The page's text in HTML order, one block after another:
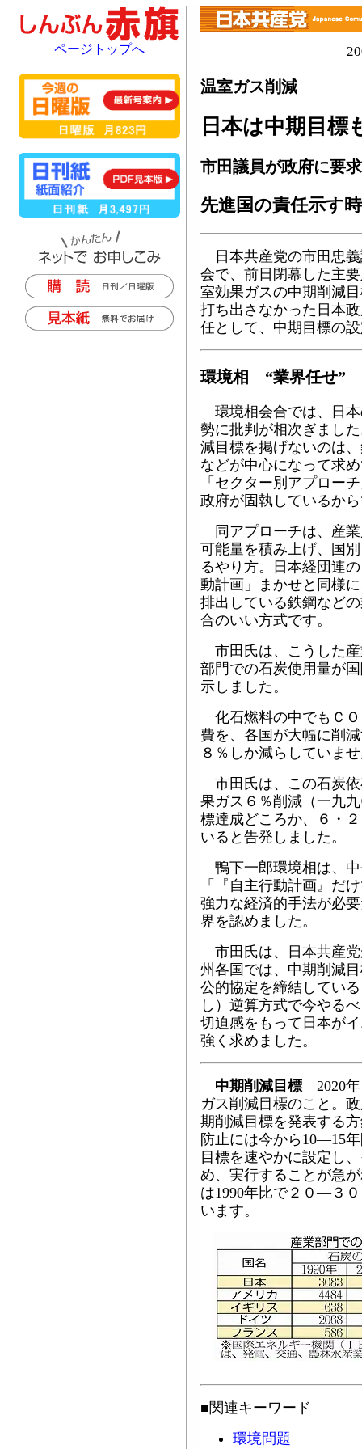
温室ガス削減
日本は中期目標
市田議員が政府に要求
先進国の責任示す時
日本共産党の市田忠
会で、前日閉幕した主
室効果ガスの中期削減
打ち出さなかった日本
任として、中期目標の
環境相 “業界任せ”
環境相会合では、日
勢に批判が相次ぎまし
減目標を掲げないのは
などが中心になって求
「セクター別アプロー
政府が固執しているか
同アプローチは、産
可能量を積み上げ、国
るやり方。日本経団連
動計画」まかせと同様
排出している鉄鋼など
合のいい方式です。
市田氏は、こうした
部門での石炭使用量が
示しました。
化石燃料の中でもＣ
費を、各国が大幅に削
８％しか減らしていま
市田氏は、この石炭
果ガス６％削減（一九
標達成どころか、６・
いると告発しました。
鴨下一郎環境相は、
「『自主行動計画』だ
強力な経済的手法が必
界を認めました。
市田氏は、日本共産
州各国では、中期削減
公的協定を締結してい
し）逆算方式で今やる
切迫感をもって日本が
強く求めました。
中期削減目標 2020年
ガス削減目標のこと。
期削減目標を発表する
防止には今から10―15
目標を速やかに設定し
め、実行することが急
は1990年比で２０―３
います。
■関連キーワード
環境問題
ページトップへ